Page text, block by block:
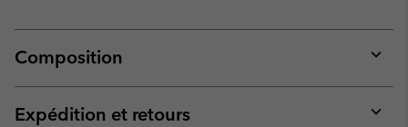
Composition
or
Expédition et retours